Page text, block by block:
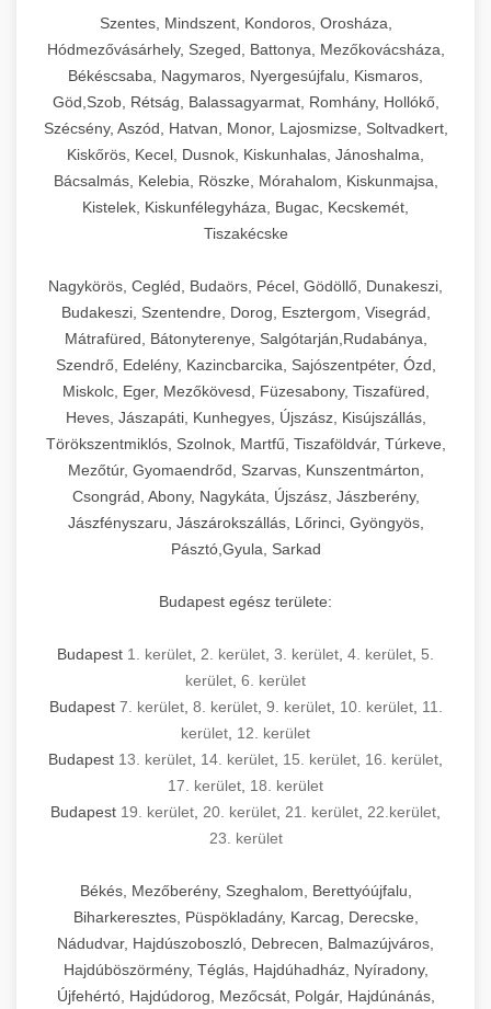
Szentes, Mindszent, Kondoros, Orosháza,
Hódmezővásárhely, Szeged, Battonya, Mezőkovácsháza,
Békéscsaba, Nagymaros, Nyergesújfalu, Kismaros,
Göd,Szob, Rétság, Balassagyarmat, Romhány, Hollókő,
Szécsény, Aszód, Hatvan, Monor, Lajosmizse, Soltvadkert,
Kiskőrös, Kecel, Dusnok, Kiskunhalas, Jánoshalma,
Bácsalmás, Kelebia, Röszke, Mórahalom, Kiskunmajsa,
Kistelek, Kiskunfélegyháza, Bugac, Kecskemét,
Tiszakécske
Nagykörös, Cegléd, Budaörs, Pécel, Gödöllő, Dunakeszi,
Budakeszi, Szentendre, Dorog, Esztergom, Visegrád,
Mátrafüred, Bátonyterenye, Salgótarján,Rudabánya,
Szendrő, Edelény, Kazincbarcika, Sajószentpéter, Ózd,
Miskolc, Eger, Mezőkövesd, Füzesabony, Tiszafüred,
Heves, Jászapáti, Kunhegyes, Újszász, Kisújszállás,
Törökszentmiklós, Szolnok, Martfű, Tiszaföldvár, Túrkeve,
Mezőtúr, Gyomaendrőd, Szarvas, Kunszentmárton,
Csongrád, Abony, Nagykáta, Újszász, Jászberény,
Jászfényszaru, Jászárokszállás, Lőrinci, Gyöngyös,
Pásztó,Gyula, Sarkad
Budapest egész területe:
Budapest 1. kerület 2. kerület 3. kerület 4. kerület 5.
kerület 6. kerület
Budapest 7. kerület, 8. kerület, 9. kerület, 10. kerület, 11.
kerület 12. kerület
Budapest 13. kerület 14. kerület 15. kerület 16. kerület
17. kerület 18. kerület
Budapest 19. kerület 20. kerület 21. kerület 22.kerület
23. kerület
Békés, Mezőberény, Szeghalom, Berettyóújfalu,
Biharkeresztes, Püspökladány, Karcag, Derecske,
Nádudvar, Hajdúszoboszló, Debrecen, Balmazújváros,
Hajdúböszörmény, Téglás, Hajdúhadház, Nyíradony,
Újfehértó, Hajdúdorog, Mezőcsát, Polgár, Hajdúnánás,